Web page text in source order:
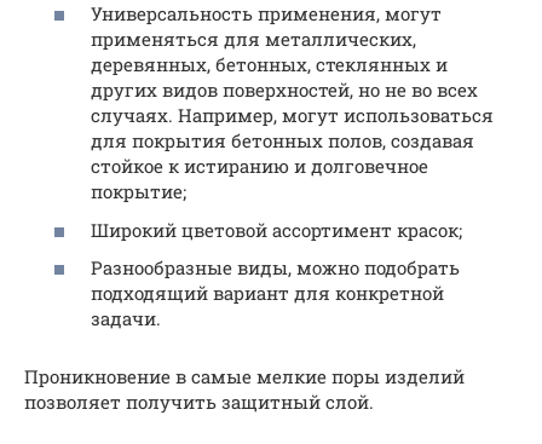
Универсальность применения, могут
применяться для металлических,
деревянных, бетонных, стеклянных и
других видов поверхностей, но не во всех
случаях. Например, могут использоваться
для покрытия бетонных полов, создавая
стойкое к истиранию и долговечное
покрытие;
Широкий цветовой ассортимент красок;
Разнообразные виды, можно подобрать
подходящий вариант для конкретной
задачи.
Проникновение в самые мелкие поры изделий
позволяет получить защитный слой.